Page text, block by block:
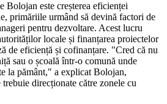
Bolojan este creșterea eficienței
primăriile urmând să devină factori de
pentru dezvoltare. Acest lucru
locale și finanțarea proiectelor
de eficiență și cofinanțare. "Cred că nu
sau o școală într-o comună unde
la pământ," a explicat Bolojan,
direcționate către zonele cu